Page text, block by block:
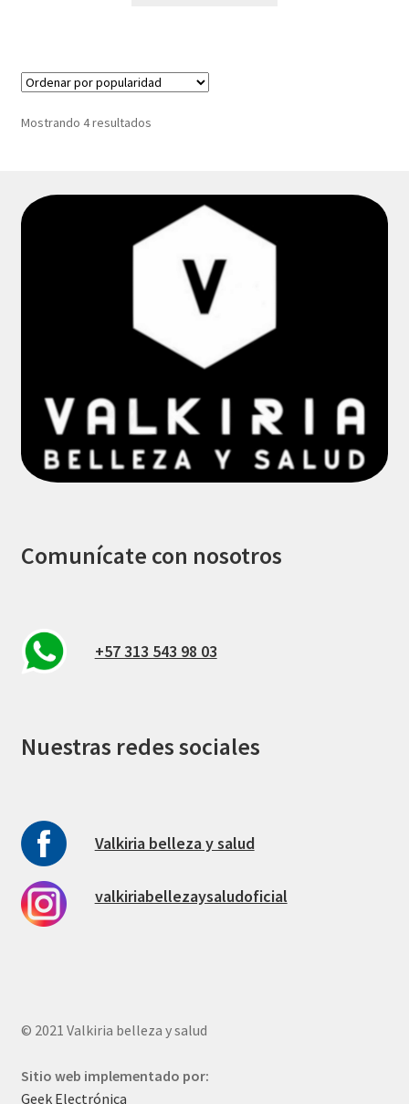
Mostrando 4 resultadosSorted
Comunícate con nosotros
+57 313 543 98 03
Nuestras redes sociales
Valkiria belleza y salud
valkiriabellezaysaludoficial
© 2021 Valkiria belleza y salud
Sitio web implementado por:
Geek Electrónica